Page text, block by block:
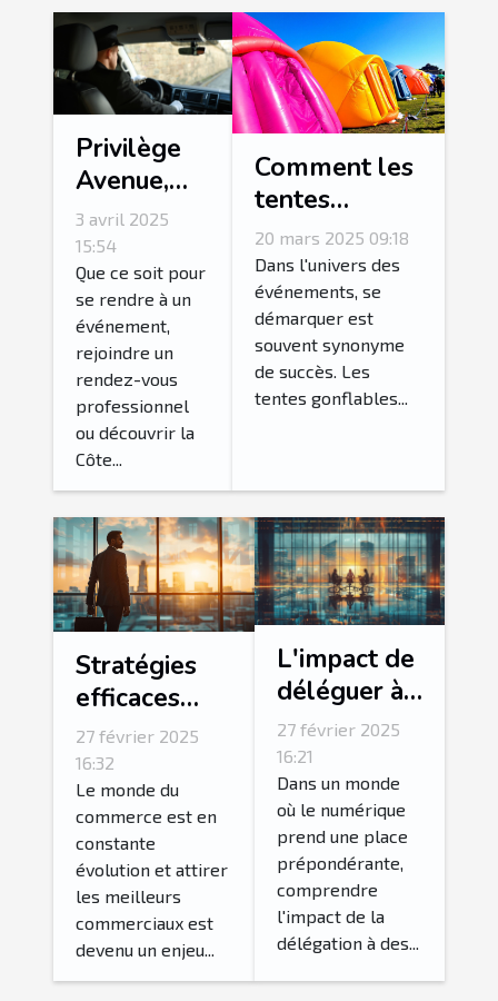
Privilège
Avenue,
service de
chauffeur
privé
premium à
Cannes
3 avril 2025
15:54
Que ce soit pour
se rendre à un
événement,
rejoindre un
rendez-vous
professionnel
ou découvrir la
Côte...
Comment les
tentes
gonflables
peuvent
booster la
visibilité lors
d'événements
20 mars 2025 09:18
Dans l'univers des
événements, se
démarquer est
souvent synonyme
de succès. Les
tentes gonflables...
Stratégies
efficaces
pour attirer
les meilleurs
commerciaux
27 février 2025
16:32
Le monde du
commerce est en
constante
évolution et attirer
les meilleurs
commerciaux est
devenu un enjeu...
L'impact de
déléguer à
des experts
du digital
sur votre
efficacité
27 février 2025
16:21
Dans un monde
où le numérique
prend une place
prépondérante,
comprendre
l'impact de la
délégation à des...